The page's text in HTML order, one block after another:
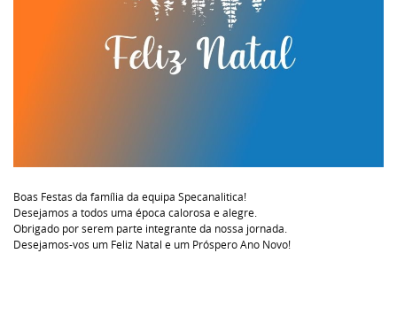
Boas Festas da família da equipa Specanalitica!
Desejamos a todos uma época calorosa e alegre.
Obrigado por serem parte integrante da nossa jornada.
Desejamos-vos um Feliz Natal e um Próspero Ano Novo!